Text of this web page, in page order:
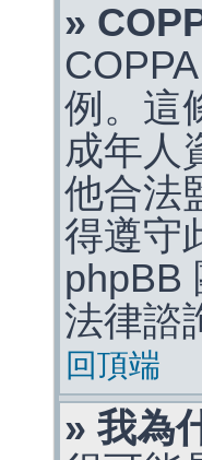
»
例。這
成年人
他合法
得遵守
phpBB
法律諮
回頂端
» 我為